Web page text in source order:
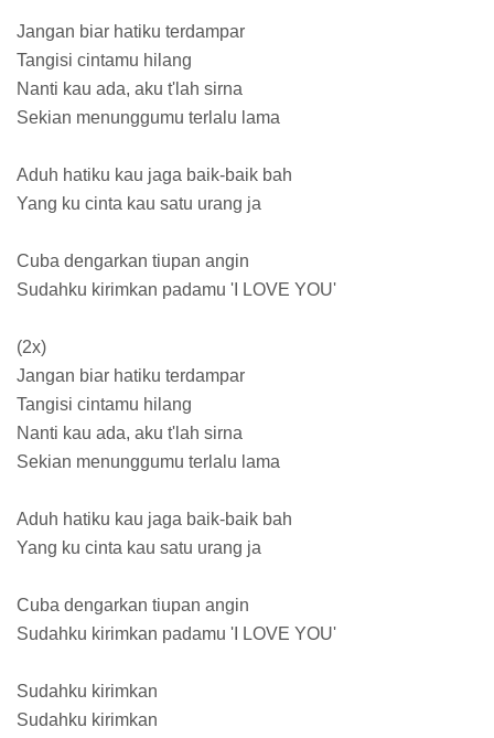
Jangan biar hatiku terdampar
Tangisi cintamu hilang
Nanti kau ada, aku t'lah sirna
Sekian menunggumu terlalu lama
Aduh hatiku kau jaga baik-baik bah
Yang ku cinta kau satu urang ja
Cuba dengarkan tiupan angin
Sudahku kirimkan padamu 'I LOVE YOU'
(2x)
Jangan biar hatiku terdampar
Tangisi cintamu hilang
Nanti kau ada, aku t'lah sirna
Sekian menunggumu terlalu lama
Aduh hatiku kau jaga baik-baik bah
Yang ku cinta kau satu urang ja
Cuba dengarkan tiupan angin
Sudahku kirimkan padamu 'I LOVE YOU'
Sudahku kirimkan
Sudahku kirimkan